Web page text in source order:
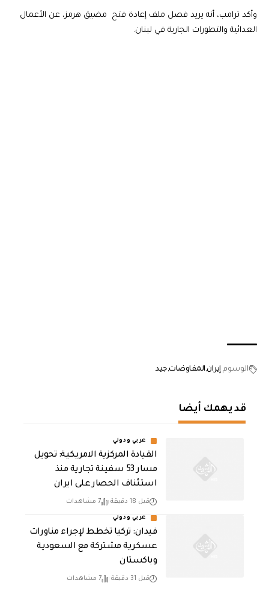
وأكد ترامب، أنه يريد فصل ملف إعادة فتح مضيق هرمز، عن الأعمال
العدائية والتطورات الجارية في لبنان.
الوسوم إيران المفاوضات جيد
قد يهمك أيضا
عربي ودولي
القيادة المركزية الامريكية: تحويل
مسار 53 سفينة تجارية منذ
استئناف الحصار على ايران
قبل 18 دقيقة 7 مشاهدات
عربي ودولي
فيدان: تركيا تخطط لإجراء مناورات
عسكرية مشتركة مع السعودية
وباكستان
قبل 31 دقيقة 7 مشاهدات